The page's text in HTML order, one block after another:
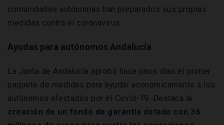
comunidades autónomas han preparados sus propias
medidas contra el coronavirus.
Ayudas para autónomos Andalucía
La Junta de Andalucía aprobó hace unos días el primer
paquete de medidas para ayudar económicamente a los
autónomos afectados por el Covid-19. Destaca la
creación de un fondo de garantía dotado con 36